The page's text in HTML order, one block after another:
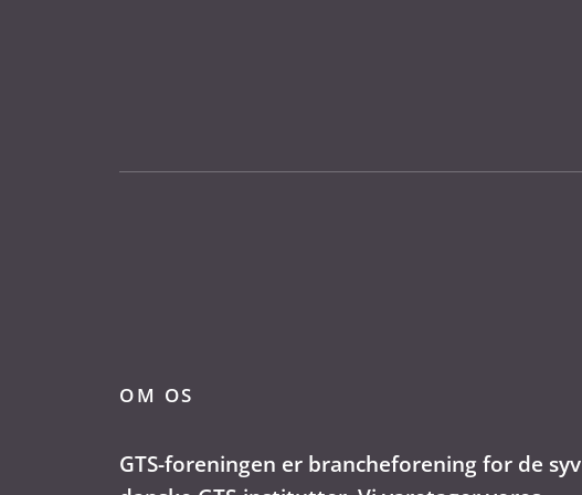
OM OS
GTS-foreningen er brancheforening for de syv